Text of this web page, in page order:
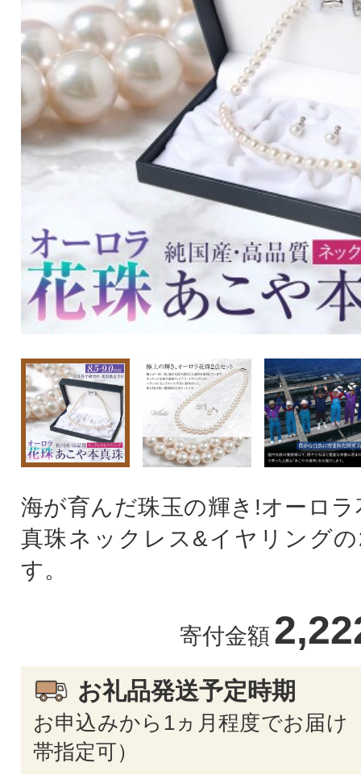
海が育んだ珠玉の輝き!オーロ
真珠ネックレス&イヤリング
す。
寄付金額
お礼品発送予定時期
お申込みから1ヵ月程度でお届け
帯指定可）